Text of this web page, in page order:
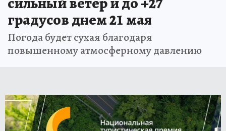
градусов днем 21 мая
Погода будет сухая благодаря
повышенному атмосферному давлению